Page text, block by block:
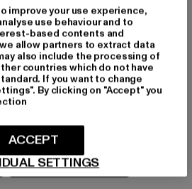
ANMELDEN
mit Deinen Daten umgeht, findest Du
Du kannst Dich jederzeit kostenfei
lesen.
improve your use experience,
use behaviour and to
based contents and
allow partners to extract data
also include the processing of
countries which do not have
If you want to change
By clicking on "Accept" you
SETTINGS
ACCEPT